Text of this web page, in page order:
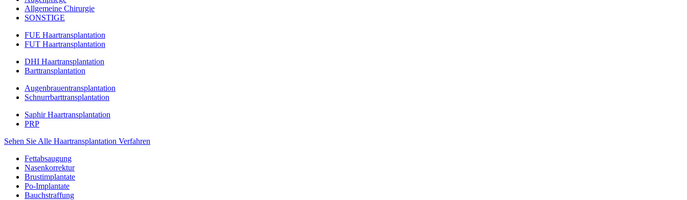
Allgemeine Chirurgie
SONSTIGE
FUE Haartransplantation
FUT Haartransplantation
DHI Haartransplantation
Barttransplantation
Augenbrauentransplantation
Schnurrbarttransplantation
Saphir Haartransplantation
PRP
Sehen Sie Alle Haartransplantation Verfahren
Fettabsaugung
Nasenkorrektur
Brustimplantate
Po-Implantate
Bauchstraffung